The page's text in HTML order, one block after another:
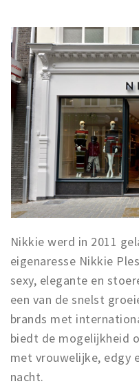
Nikkie werd in 2011
eigenaresse Nikkie
sexy, elegante en
een van de snelst
brands met
biedt de mogelijkheid
met vrouwelijke, edgy
nacht.